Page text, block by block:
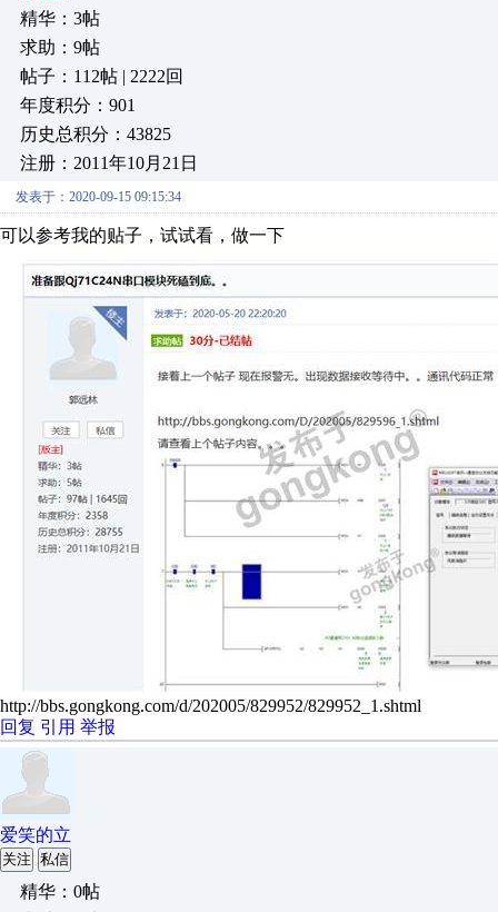
精华：3帖
求助：9帖
帖子：112帖 | 2222回
年度积分：901
历史总积分：43825
注册：2011年10月21日
发表于：2020-09-15 09:15:34
可以参考我的贴子，试试看，做一下
http://bbs.gongkong.com/d/202005/829952/829952_1.shtml
回复 引用 举报
爱笑的立
关注 私信
精华：0帖